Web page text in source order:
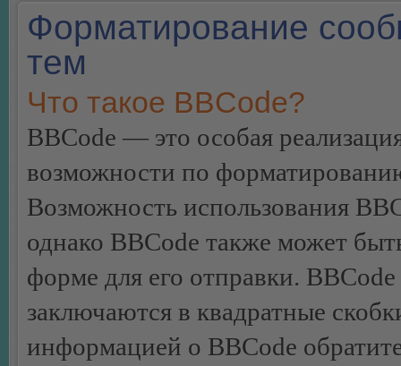
Форматирование
тем
Что такое BBCode?
BBCode — это особая
возможности по
Возможность использования
однако BBCode также может
форме для его отправки.
заключаются в квадратные
информацией о BBCode